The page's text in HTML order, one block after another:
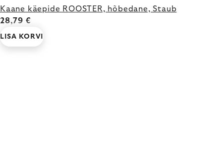
Kaane käepide ROOSTER, hõbedane, Staub
28,79 €
LISA KORVI